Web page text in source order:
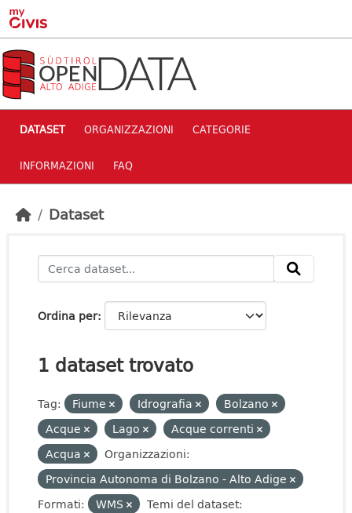
Skip to main content
DATASET ORGANIZZAZIONI CATEGORIE
INFORMAZIONI FAQ
Dataset
Ordina per
1 dataset trovato
Tag: Fiume Idrografia
Bolzano
Acque
Lago
Acque correnti
Acqua
Organizzazioni:
Provincia Autonoma di Bolzano - Alto Adige
Formati:
WMS
Temi del dataset: